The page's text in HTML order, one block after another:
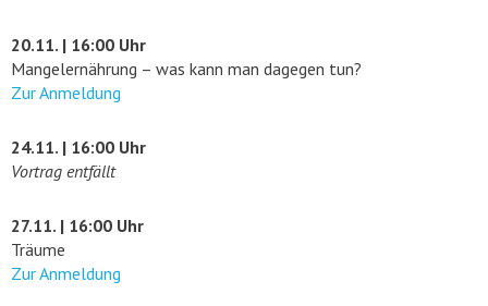
20.11. | 16:00 Uhr
Mangelernährung – was kann man dagegen tun?
Zur Anmeldung
24.11. | 16:00 Uhr
Vortrag entfällt
27.11. | 16:00 Uhr
Träume
Zur Anmeldung